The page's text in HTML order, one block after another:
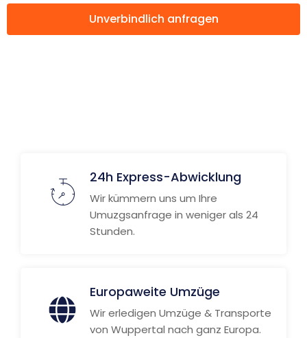
Unverbindlich anfragen
24h Express-Abwicklung
Wir kümmern uns um Ihre
Umuzgsanfrage in weniger als 24
Stunden.
Europaweite Umzüge
Wir erledigen Umzüge & Transporte
von Wuppertal nach ganz Europa.